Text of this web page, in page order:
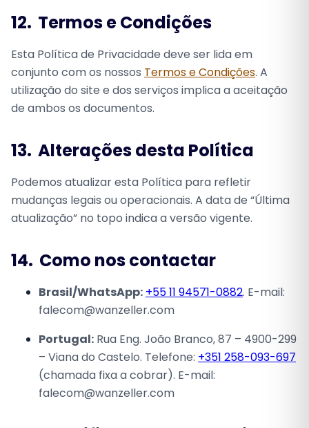
12. Termos e Condições
Esta Política de Privacidade deve ser lida em
conjunto com os nossos Termos e Condições. A
utilização do site e dos serviços implica a aceitação
de ambos os documentos.
13. Alterações desta Política
Podemos atualizar esta Política para refletir
mudanças legais ou operacionais. A data de “Última
atualização” no topo indica a versão vigente.
14. Como nos contactar
Brasil/WhatsApp: +55 11 94571-0882. E-mail:
falecom@wanzeller.com
Portugal: Rua Eng. João Branco, 87 – 4900-299
– Viana do Castelo. Telefone: +351 258-093-697
(chamada fixa a cobrar). E-mail:
falecom@wanzeller.com